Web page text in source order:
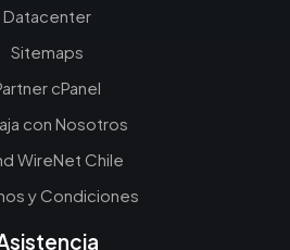
Datacenter
Sitemaps
cPanel
con Nosotros
WireNet Chile
y Condiciones